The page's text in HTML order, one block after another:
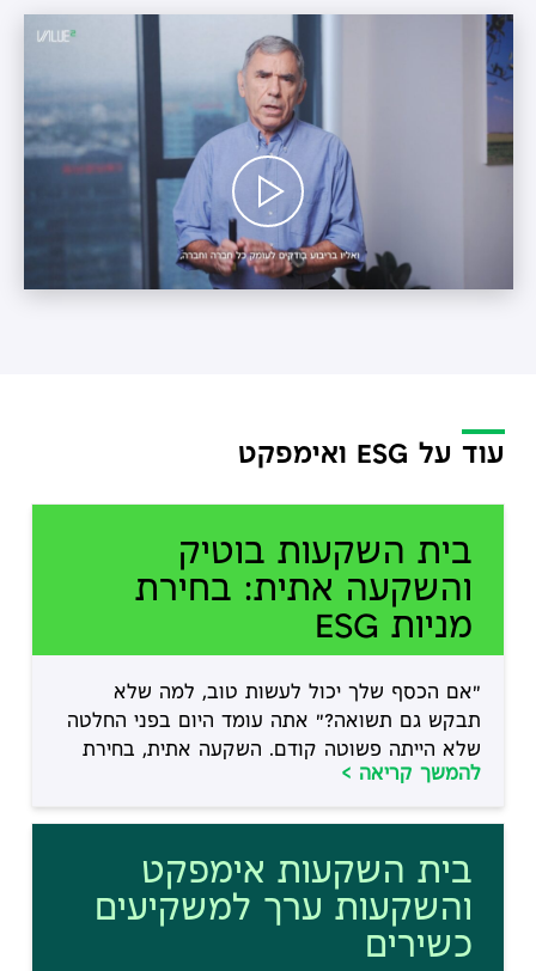
עוד על ESG ואימפקט
בית השקעות בוטיק
והשקעה אתית: בחירת
מניות ESG
"אם הכסף שלך יכול לעשות טוב, למה שלא
תבקש גם תשואה?" אתה עומד היום בפני החלטה
שלא הייתה פשוטה קודם. השקעה אתית, בחירת
מניות ESG ובחירה בבית השקעות בוטיק הם
גישה ממוקדת למחקר ESG, התאמת ערכים אישית
ומעקב מדיד אחר […]
להמשך קריאה >
בית השקעות אימפקט
והשקעות ערך למשקיעים
כשירים